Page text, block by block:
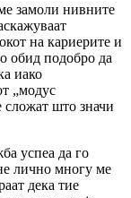
замоли нивните
на кариерите и
обид подобро да
иако
„модус
сложат што значи
успеа да го
лично многу ме
дека тие